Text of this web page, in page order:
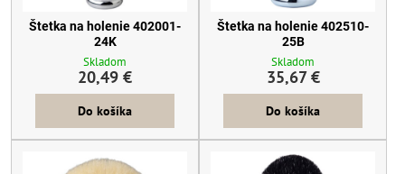
Štetka na holenie 402001-
24K
Skladom
20,49 €
Do košíka
Štetka na holenie 402510-
25B
Skladom
35,67 €
Do košíka